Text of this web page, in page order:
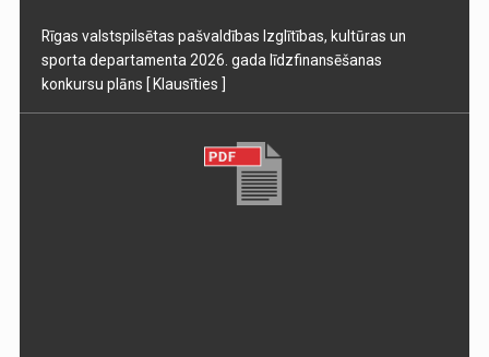
Rīgas valstspilsētas pašvaldības Izglītības, kultūras un
sporta departamenta 2026. gada līdzfinansēšanas
konkursu plāns [ Klausīties ]